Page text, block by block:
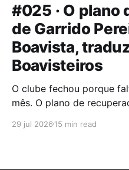
#025 · O plano
de Garrido
Boavista,
Boavisteiros
O clube fechou porque
mês. O plano de
modalidades encerradas.
29 jul 2026 15 min read